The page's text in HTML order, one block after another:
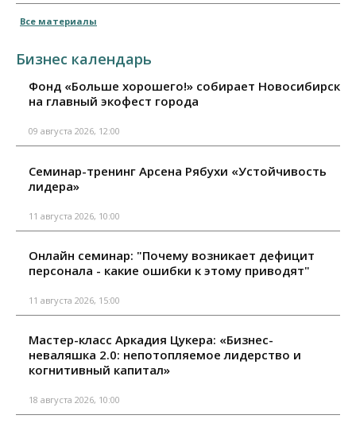
Все материалы
Бизнес календарь
Фонд «Больше хорошего!» собирает Новосибирск
на главный экофест города
09 августа 2026, 12:00
Семинар-тренинг Арсена Рябухи «Устойчивость
лидера»
11 августа 2026, 10:00
Онлайн семинар: "Почему возникает дефицит
персонала - какие ошибки к этому приводят"
11 августа 2026, 15:00
Мастер-класс Аркадия Цукера: «Бизнес-
неваляшка 2.0: непотопляемое лидерство и
когнитивный капитал»
18 августа 2026, 10:00